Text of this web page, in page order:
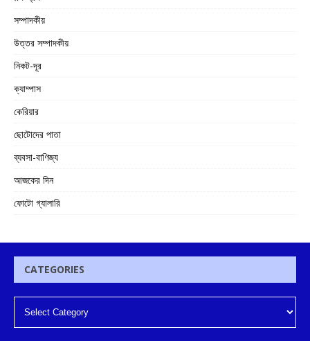
সম্পাদকীয়
উত্তর সম্পাদকীয়
নিকট-দূর
ক্যাম্পাস
কেরিয়ার
ছোটোদের পাতা
ব্যবসা-বাণিজ্য
আজকের দিন
ফোটো গ্যালারি
CATEGORIES